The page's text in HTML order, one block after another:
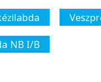
NB I/B